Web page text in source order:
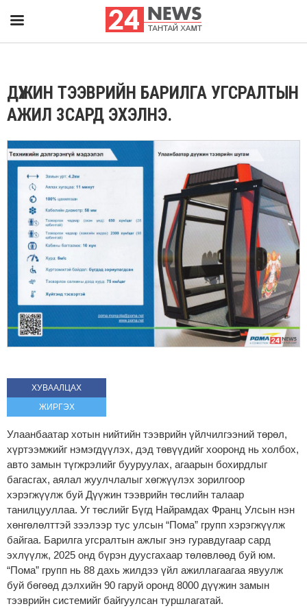
ДҮҮЖИН ТЭЭВРИЙН БАРИЛГА УГСРАЛТЫН
АЖИЛ 3САРД ЭХЭЛНЭ.
ХУВААЛЦАХ
ЖИРГЭХ
Улаанбаатар хотын нийтийн тээврийн үйлчилгээний төрөл,
хүртээмжийг нэмэгдүүлэх, дэд төвүүдийг хооронд нь холбох,
авто замын түгжрэлийг бууруулах, агаарын бохирдлыг
багасгах, аялал жуулчлалыг хөгжүүлэх зорилгоор
хэрэгжүүлж буй Дүүжин тээврийн төслийн талаар
танилцууллаа. Уг төслийг Бүгд Найрамдах Франц Улсын нэн
хөнгөлөлттэй зээлээр тус улсын “Пома” групп хэрэгжүүлж
байгаа. Барилга угсралтын ажлыг энэ гуравдугаар сард
эхлүүлж, 2025 онд бүрэн дуусгахаар төлөвлөөд буй юм.
“Пома” групп нь 88 дахь жилдээ үйл ажиллагаагаа явуулж
буй бөгөөд дэлхийн 90 гаруй оронд 8000 дүүжин замын
тээврийн системийг байгуулсан туршлагатай.